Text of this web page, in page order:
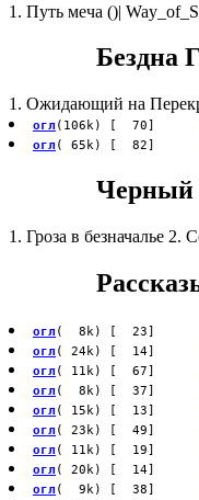
1. Путь меча ()|
Бездна
1. Ожидающий на
огл (106k) [
огл ( 65k) [
Черный
1. Гроза в безначалье
огл ( 8k) [
огл ( 24k) [
огл ( 11k) [
огл ( 8k) [
огл ( 15k) [
огл ( 23k) [
огл ( 11k) [
огл ( 20k) [
огл ( 9k) [